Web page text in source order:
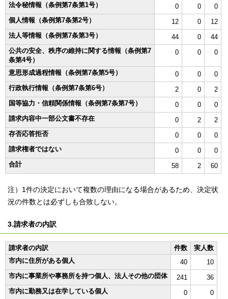
法令秘情報（条例第7条第1号）
0 0
0
個人情報（条例第7条第2号）
12 0
12
法人等情報（条例第7条第3号）
44 0
44
公共の安全、秩序の維持に関する情報（条例第7
条第4号）
0 0 0
意思形成過程情報（条例第7条第5号） 0 0
0
行政執行情報（条例第7条第6号）
2 0
2
国等協力・信頼関係情報（条例第7条第7号）
0 0
0
請求内容中一部公文書不存在
0 2
2
存否応答拒否
0 0
0
請求権者ではない
0 0
0
合計
58 2 60
注）1件の決定において複数の理由になる場合があるため、決定状
況の件数とは必ずしも合致しない。
3.請求者の内訳
請求者の内訳 件数
実人数
市内に住所がある個人
40
10
市内に事業所や事務所を持つ個人、法人その他の団体
241
36
市内に勤務又は在学している個人
0
0